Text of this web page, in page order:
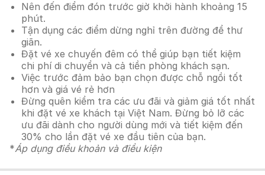
Nên đến điểm đón trước giờ khởi hành khoảng 15
phút.
Tận dụng các điểm dừng nghỉ trên đường để thư
giãn.
Đặt vé xe chuyến đêm có thể giúp bạn tiết kiệm
chi phí di chuyển và cả tiền phòng khách sạn.
Việc trước đảm bảo bạn chọn được chỗ ngồi tốt
hơn và giá vé rẻ hơn
Đừng quên kiểm tra các ưu đãi và giảm giá tốt nhất
khi đặt vé xe khách tại Việt Nam. Đừng bỏ lỡ các
ưu đãi dành cho người dùng mới và tiết kiệm đến
30% cho lần đặt vé xe đầu tiên của bạn.
*Áp dụng điều khoản và điều kiện